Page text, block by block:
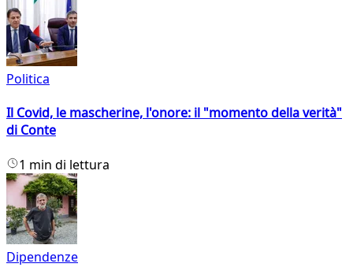
Politica
Il Covid, le mascherine, l'onore: il "momento della verità"
di Conte
1 min di lettura
Dipendenze